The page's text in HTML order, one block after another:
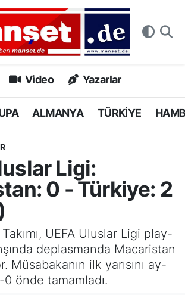
Video Yazarlar
ALMANYA TÜRKİYE
Ligi:
0 - Türkiye: 2
UEFA Uluslar Ligi play-
deplasmanda Macaristan
Müsabakanın ilk yarısını ay-
0 önde tamamladı.
ve Fikstür
Haberleri